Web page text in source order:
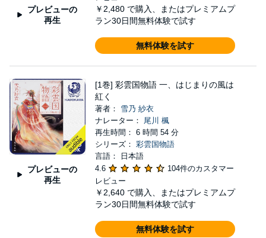
プレビューの
再生
￥2,480 で購入、またはプレミアムプ
ラン30日間無料体験で試す
無料体験を試す
プレビューの
再生
[1巻] 彩雲国物語 一、はじまりの風は
紅く
著者： 雪乃 紗衣
ナレーター： 尾川 楓
再生時間： 6 時間 54 分
シリーズ： 彩雲国物語
言語： 日本語
4.6
104件のカスタマー
レビュー
￥2,640 で購入、またはプレミアムプ
ラン30日間無料体験で試す
無料体験を試す